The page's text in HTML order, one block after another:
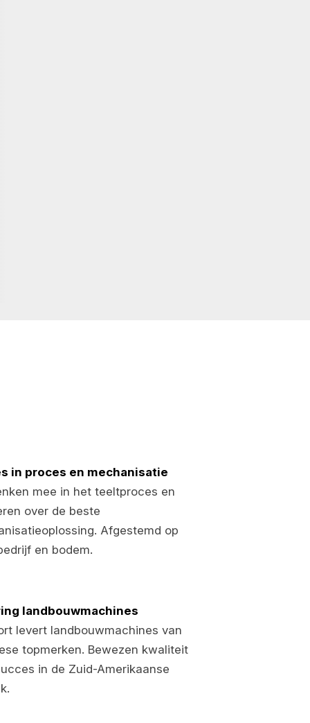
in proces en mechanisatie
mee in het teeltproces en
over de beste
Afgestemd op
en bodem.
landbouwmachines
levert landbouwmachines van
topmerken. Bewezen kwaliteit
in de Zuid-Amerikaanse